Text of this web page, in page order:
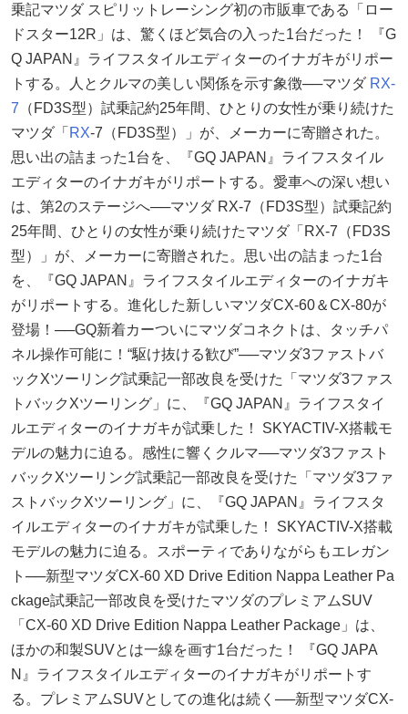
乗記マツダ スピリットレーシング初の市販車である「ロー
ドスター12R」は、驚くほど気合の入った1台だった！ 『G
Q JAPAN』ライフスタイルエディターのイナガキがリポー
トする。人とクルマの美しい関係を示す象徴──マツダ RX-
7 （FD3S型）試乗記約25年間、ひとりの女性が乗り続けた
マツダ「 RX-7（FD3S型）」が、メーカーに寄贈された。
思い出の詰まった1台を、『GQ JAPAN』ライフスタイル
エディターのイナガキがリポートする。愛車への深い想い
は、第2のステージへ──マツダ RX-7（FD3S型）試乗記約
25年間、ひとりの女性が乗り続けたマツダ「RX-7（FD3S
型）」が、メーカーに寄贈された。思い出の詰まった1台
を、『GQ JAPAN』ライフスタイルエディターのイナガキ
がリポートする。進化した新しいマツダCX-60＆CX-80が
登場！──GQ新着カーついにマツダコネクトは、タッチパ
ネル操作可能に！“駆け抜ける歓び”──マツダ3ファストバ
ックXツーリング試乗記一部改良を受けた「マツダ3ファス
トバックXツーリング」に、『GQ JAPAN』ライフスタイ
ルエディターのイナガキが試乗した！ SKYACTIV-X搭載モ
デルの魅力に迫る。感性に響くクルマ──マツダ3ファスト
バックXツーリング試乗記一部改良を受けた「マツダ3ファ
ストバックXツーリング」に、『GQ JAPAN』ライフスタ
イルエディターのイナガキが試乗した！ SKYACTIV-X搭載
モデルの魅力に迫る。スポーティでありながらもエレガン
ト──新型マツダCX-60 XD Drive Edition Nappa Leather Pa
ckage試乗記一部改良を受けたマツダのプレミアムSUV
「CX-60 XD Drive Edition Nappa Leather Package」は、
ほかの和製SUVとは一線を画す1台だった！ 『GQ JAPA
N』ライフスタイルエディターのイナガキがリポートす
る。プレミアムSUVとしての進化は続く──新型マツダCX-